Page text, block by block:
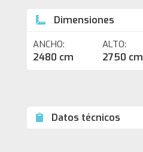
Dimensiones
ANCHO:
2480 cm
ALTO:
2750 cm
Datos técnicos